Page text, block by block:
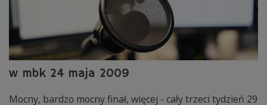
w mbk 24 maja 2009
Mocny, bardzo mocny finał, więcej - cały trzeci tydzień 29